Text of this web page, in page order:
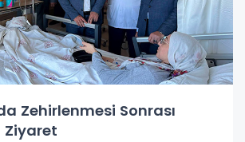
Zehirlenmesi Sonrası
Ziyaret